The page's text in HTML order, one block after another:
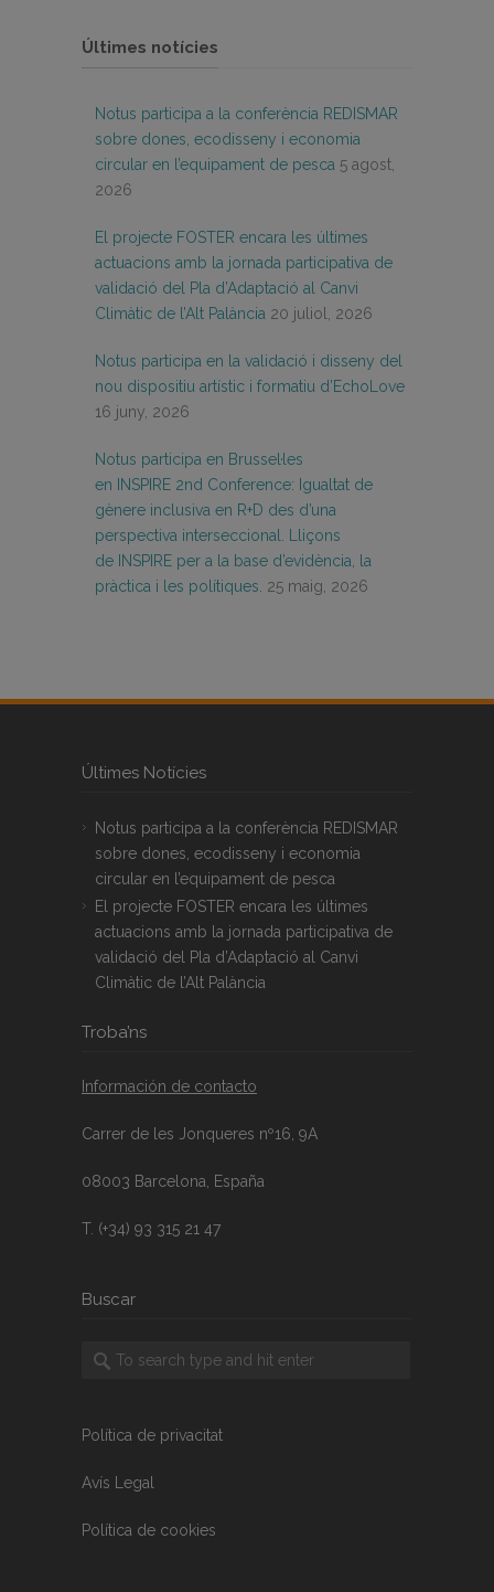
Últimes notícies
Notus participa a la conferència REDISMAR
sobre dones, ecodisseny i economia
circular en l’equipament de pesca 5 agost,
2026
El projecte FOSTER encara les últimes
actuacions amb la jornada participativa de
validació del Pla d’Adaptació al Canvi
Climàtic de l’Alt Palància 20 juliol, 2026
Notus participa en la validació i disseny del
nou dispositiu artístic i formatiu d’EchoLove
16 juny, 2026
Notus participa en Brussel·les
en INSPIRE 2nd Conference: Igualtat de
gènere inclusiva en R+D des d’una
perspectiva interseccional. Lliçons
de INSPIRE per a la base d’evidència, la
pràctica i les polítiques. 25 maig, 2026
Últimes Notícies
Notus participa a la conferència REDISMAR
sobre dones, ecodisseny i economia
circular en l’equipament de pesca
El projecte FOSTER encara les últimes
actuacions amb la jornada participativa de
validació del Pla d’Adaptació al Canvi
Climàtic de l’Alt Palància
Troba’ns
Información de contacto
Carrer de les Jonqueres nº16, 9A
08003 Barcelona, España
T. (+34) 93 315 21 47
Buscar
Política de privacitat
Avís Legal
Política de cookies